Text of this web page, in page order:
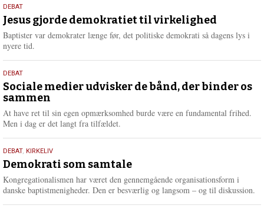
e
e
18.
maj
2026
DEBAT
Jesus gjorde demokratiet til virkelighed
Baptister var demokrater længe før, det politiske demokrati så dagens lys i
nyere tid.
18.
maj
2026
DEBAT
Sociale medier udvisker de bånd, der binder os
sammen
At have ret til sin egen opmærksomhed burde være en fundamental frihed.
Men i dag er det langt fra tilfældet.
18.
maj
2026
DEBAT, KIRKELIV
Demokrati som samtale
Kongregationalismen har været den gennemgående organisationsform i
danske baptistmenigheder. Den er besværlig og langsom – og til diskussion.